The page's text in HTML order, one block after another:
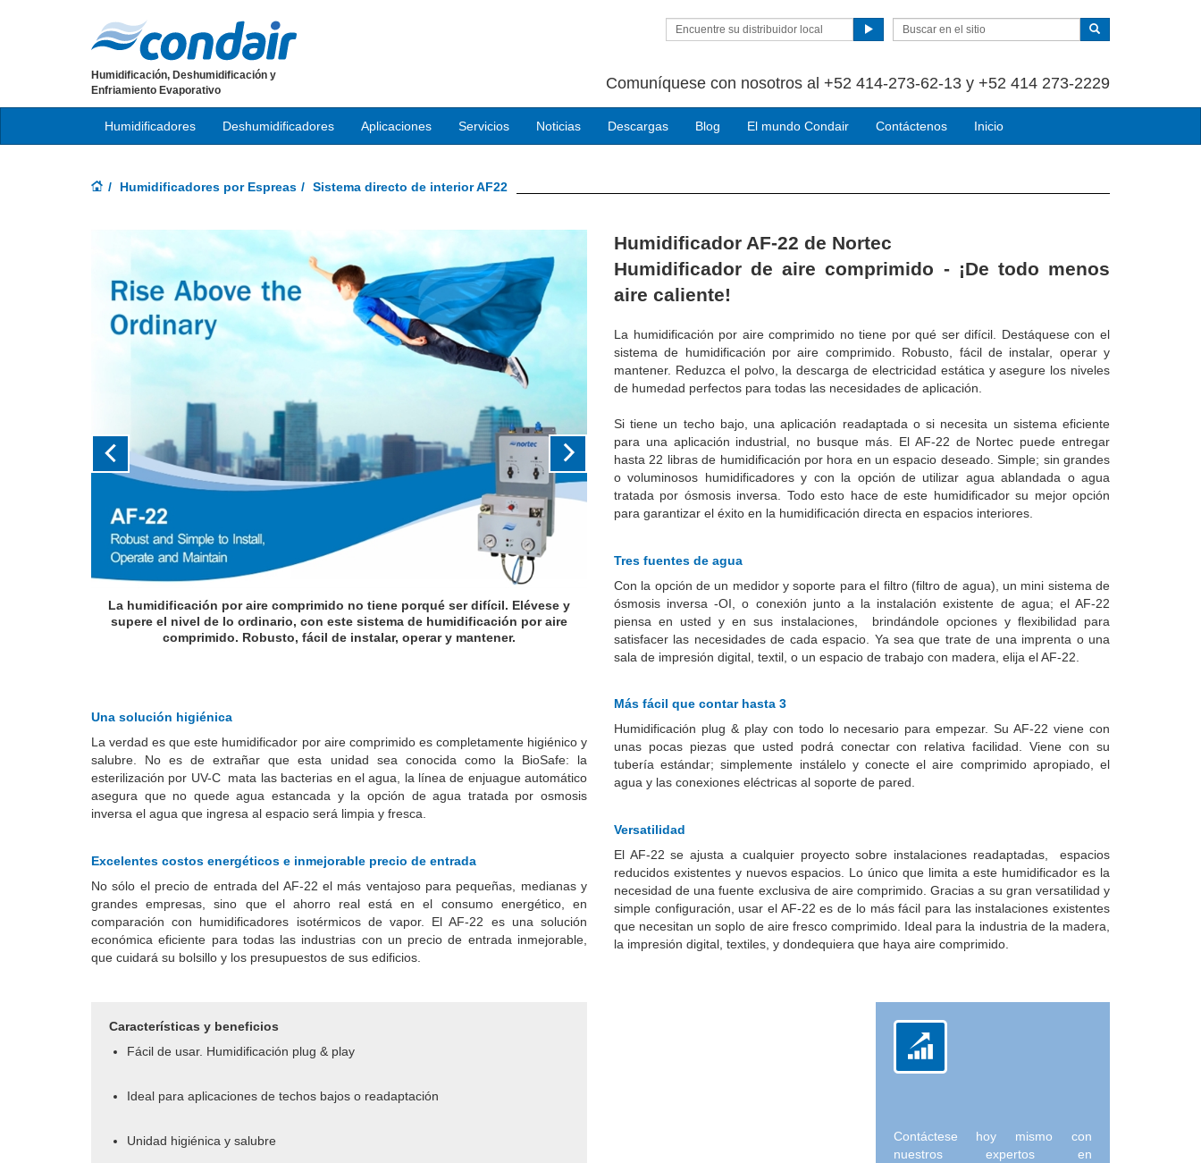
Encuentre su distribuidor local
Comuníquese con nosotros al +52 414-273-62-13 y +52 414 273-2229
Humidificación, Deshumidificación y
Enfriamiento Evaporativo
Humidificadores Deshumidificadores Aplicaciones Servicios Noticias Descargas Blog El mundo Condair Contáctenos Inicio
Humidificadores por Espreas Sistema directo de interior AF22
El AF-22 puede entregar hasta 22 libras de humidificación por hora en un
espacio deseado.
Una solución higiénica
La verdad es que este humidificador por aire comprimido es completamente higiénico y
salubre. No es de extrañar que esta unidad sea conocida como la BioSafe: la
esterilización por UV-C mata las bacterias en el agua, la línea de enjuague automático
asegura que no quede agua estancada y la opción de agua tratada por osmosis
inversa el agua que ingresa al espacio será limpia y fresca.
Excelentes costos energéticos e inmejorable precio de entrada
No sólo el precio de entrada del AF-22 el más ventajoso para pequeñas, medianas y
grandes empresas, sino que el ahorro real está en el consumo energético, en
comparación con humidificadores isotérmicos de vapor. El AF-22 es una solución
económica eficiente para todas las industrias con un precio de entrada inmejorable,
que cuidará su bolsillo y los presupuestos de sus edificios.
Humidificador AF-22 de Nortec
Humidificador de aire comprimido - ¡De todo menos
aire caliente!
La humidificación por aire comprimido no tiene por qué ser difícil. Destáquese con el
sistema de humidificación por aire comprimido. Robusto, fácil de instalar, operar y
mantener. Reduzca el polvo, la descarga de electricidad estática y asegure los niveles
de humedad perfectos para todas las necesidades de aplicación.
Si tiene un techo bajo, una aplicación readaptada o si necesita un sistema eficiente
para una aplicación industrial, no busque más. El AF-22 de Nortec puede entregar
hasta 22 libras de humidificación por hora en un espacio deseado. Simple; sin grandes
o voluminosos humidificadores y con la opción de utilizar agua ablandada o agua
tratada por ósmosis inversa. Todo esto hace de este humidificador su mejor opción
para garantizar el éxito en la humidificación directa en espacios interiores.
Tres fuentes de agua
Con la opción de un medidor y soporte para el filtro (filtro de agua), un mini sistema de
ósmosis inversa -OI, o conexión junto a la instalación existente de agua; el AF-22
piensa en usted y en sus instalaciones, brindándole opciones y flexibilidad para
satisfacer las necesidades de cada espacio. Ya sea que trate de una imprenta o una
sala de impresión digital, textil, o un espacio de trabajo con madera, elija el AF-22.
Más fácil que contar hasta 3
Humidificación plug & play con todo lo necesario para empezar. Su AF-22 viene con
unas pocas piezas que usted podrá conectar con relativa facilidad. Viene con su
tubería estándar; simplemente instálelo y conecte el aire comprimido apropiado, el
agua y las conexiones eléctricas al soporte de pared.
Versatilidad
El AF-22 se ajusta a cualquier proyecto sobre instalaciones readaptadas, espacios
reducidos existentes y nuevos espacios. Lo único que limita a este humidificador es la
necesidad de una fuente exclusiva de aire comprimido. Gracias a su gran versatilidad y
simple configuración, usar el AF-22 es de lo más fácil para las instalaciones existentes
que necesitan un soplo de aire fresco comprimido. Ideal para la industria de la madera,
la impresión digital, textiles, y dondequiera que haya aire comprimido.
Características y beneficios
Fácil de usar. Humidificación plug & play
Ideal para aplicaciones de techos bajos o readaptación
Unidad higiénica y salubre
Contáctese hoy mismo con
nuestros expertos en